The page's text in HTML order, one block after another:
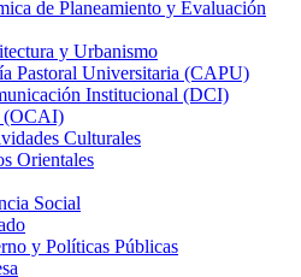
de Planeamiento y Evaluación
y Urbanismo
Pastoral Universitaria (CAPU)
Institucional (DCI)
(OCAI)
Culturales
Orientales
Social
y Políticas Públicas